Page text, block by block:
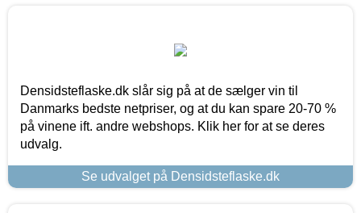
Densidsteflaske.dk slår sig på at de sælger vin til
Danmarks bedste netpriser, og at du kan spare 20-70 %
på vinene ift. andre webshops. Klik her for at se deres
udvalg.
Se udvalget på Densidsteflaske.dk